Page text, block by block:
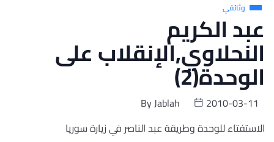
وثائقي
عبد الكريم
النحلاوي,الإنقلاب على
الوحدة(2)
ByJablah
2010-03-11
الاستفتاء للوحدة وطريقة عبد الناصر في زيارة سوريا